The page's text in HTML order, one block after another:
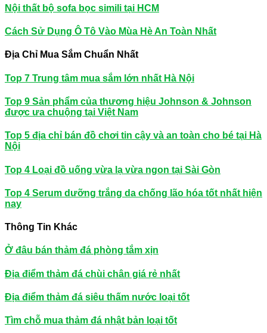
Nội thất bộ sofa bọc simili tại HCM
Cách Sử Dụng Ô Tô Vào Mùa Hè An Toàn Nhất
Địa Chỉ Mua Sắm Chuẩn Nhất
Top 7 Trung tâm mua sắm lớn nhất Hà Nội
Top 9 Sản phẩm của thương hiệu Johnson & Johnson
được ưa chuộng tại Việt Nam
Top 5 địa chỉ bán đồ chơi tin cậy và an toàn cho bé tại Hà
Nội
Top 4 Loại đồ uống vừa lạ vừa ngon tại Sài Gòn
Top 4 Serum dưỡng trắng da chống lão hóa tốt nhất hiện
nay
Thông Tin Khác
Ở đâu bán thảm đá phòng tắm xịn
Địa điểm thảm đá chùi chân giá rẻ nhất
Địa điểm thảm đá siêu thấm nước loại tốt
Tìm chỗ mua thảm đá nhật bản loại tốt